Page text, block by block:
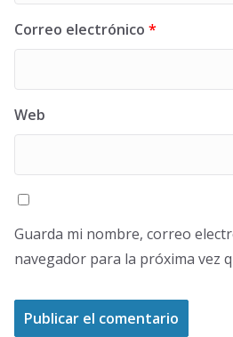
Correo electrónico *
Web
Guarda mi nombre, correo
navegador para la próxima vez